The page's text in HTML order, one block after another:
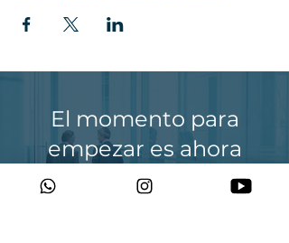
El momento para
empezar es ahora
¡Tú sabes que estás hecho